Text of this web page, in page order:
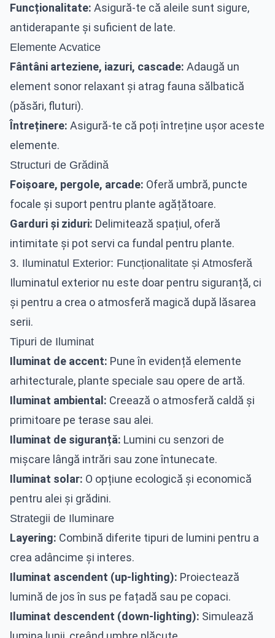
Funcționalitate: Asigură-te că aleile sunt sigure,
antiderapante și suficient de late.
Elemente Acvatice
Fântâni arteziene, iazuri, cascade: Adaugă un
element sonor relaxant și atrag fauna sălbatică
(păsări, fluturi).
Întreținere: Asigură-te că poți întreține ușor aceste
elemente.
Structuri de Grădină
Foișoare, pergole, arcade: Oferă umbră, puncte
focale și suport pentru plante agățătoare.
Garduri și ziduri: Delimitează spațiul, oferă
intimitate și pot servi ca fundal pentru plante.
3. Iluminatul Exterior: Funcționalitate și Atmosferă
Iluminatul exterior nu este doar pentru siguranță, ci
și pentru a crea o atmosferă magică după lăsarea
serii.
Tipuri de Iluminat
Iluminat de accent: Pune în evidență elemente
arhitecturale, plante speciale sau opere de artă.
Iluminat ambiental: Creează o atmosferă caldă și
primitoare pe terase sau alei.
Iluminat de siguranță: Lumini cu senzori de
mișcare lângă intrări sau zone întunecate.
Iluminat solar: O opțiune ecologică și economică
pentru alei și grădini.
Strategii de Iluminare
Layering: Combină diferite tipuri de lumini pentru a
crea adâncime și interes.
Iluminat ascendent (up-lighting): Proiectează
lumină de jos în sus pe fațadă sau pe copaci.
Iluminat descendent (down-lighting): Simulează